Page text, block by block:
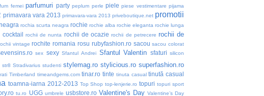
femei parfumuri party peplum perle piele piese vestimentare pijama
primavara vara 2013 primavara-vara 2013 priveboutique.net promotii
rochia scurta neagra rochie rochie alba rochie eleganta rochie lunga
cocktail rochii de nunta rochii de ocazie rochii de petrecere rochii de
vintage rochite romania rosu rubyfashion.ro sacou sacou colorat
sex sexy Sfantul Andrei Sfantul Valentin sfaturi silicon
str8 Stradivarius studenti stylemag.ro stylicious.ro superfashion.ro
Timberland timeandgems.com tinar.ro tinte tinuta casual tinută casual
toamna-iarna 2012-2013 Top Shop top-lenjerie.ro topuri topuri sport
tu.ro UGG umbrele usbstore.ro Valentine's Day Valentine’s Day